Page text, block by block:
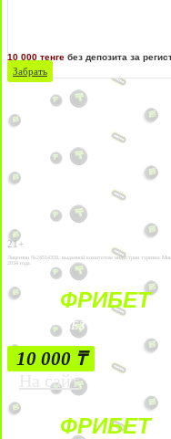
10 000 тенге без депозита за
Забрать
21+
Лицензии №24514359, выданной комитетом индустрии туризма
2034 года.
ФРИБЕТ
БЕЗ УСЛОВИЙ
10 000 ₸
На сайт
ФРИБЕТ